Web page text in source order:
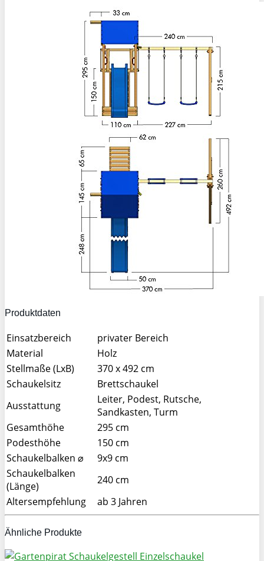
Produktdaten
Einsatzbereich
privater Bereich
Material
Holz
Stellmaße (LxB)
370 x 492 cm
Schaukelsitz
Brettschaukel
Ausstattung
Leiter, Podest, Rutsche,
Sandkasten, Turm
Gesamthöhe
295 cm
Podesthöhe
150 cm
Schaukelbalken ⌀
9x9 cm
Schaukelbalken
(Länge)
240 cm
Altersempfehlung
ab 3 Jahren
Ähnliche Produkte